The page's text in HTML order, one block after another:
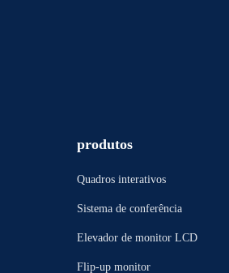
produtos
Quadros interativos
Sistema de conferência
Elevador de monitor LCD
Flip-up monitor